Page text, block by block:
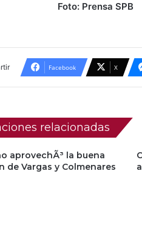
Foto: Prensa SPB
Facebook X
relacionadas
aprovechÃ³ la buena
de Vargas y Colmenares